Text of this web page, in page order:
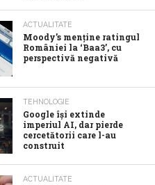
ACTUALITATE
Moody’s menține ratingul
României la ‘Baa3’, cu
perspectivă negativă
TEHNOLOGIE
Google îşi extinde
imperiul AI, dar pierde
cercetătorii care l-au
construit
ACTUALITATE